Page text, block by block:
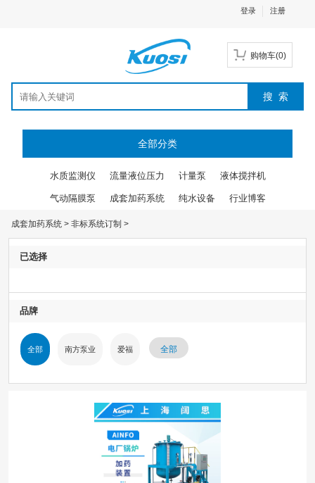
登录 注册
购物车(0)
全部分类
水质监测仪 流量液位压力 计量泵 液体搅拌机
气动隔膜泵 成套加药系统 纯水设备 行业博客
成套加药系统 > 非标系统订制 >
已选择
品牌
全部 南方泵业 爱福 全部